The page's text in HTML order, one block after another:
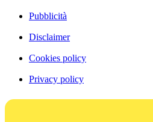
Pubblicità
Disclaimer
Cookies policy
Privacy policy